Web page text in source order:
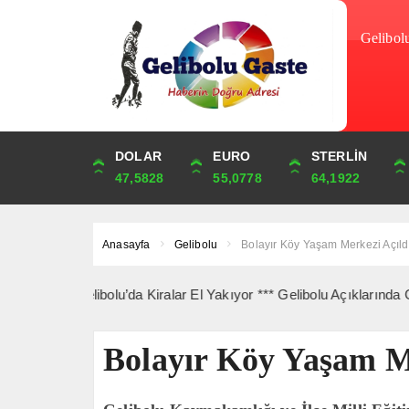
DOLAR
47,5828
EURO
55,0778
STERLİN
64,1922
ONS
4,265,63
ALTIN
6,527,48
ÇEYREK
10,672,43
Anasayfa Gelibolu Bolayır Köy Yaşam Merkezi Açıldı
Kiralar El Yakıyor *** Gelibolu Açıklarında Gemi
Bolayır Köy Yaşam